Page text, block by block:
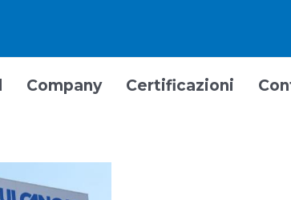
Company Certificazioni